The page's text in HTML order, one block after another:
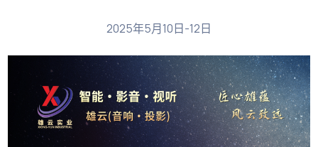
2025年5月10日-12日